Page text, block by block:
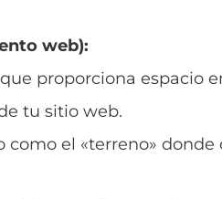
web):
proporciona espacio
tu sitio web.
como el «terreno»